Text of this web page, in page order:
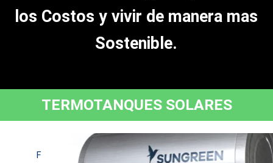
los Costos y vivir de manera mas
Sostenible.
TERMOTANQUES SOLARES
F